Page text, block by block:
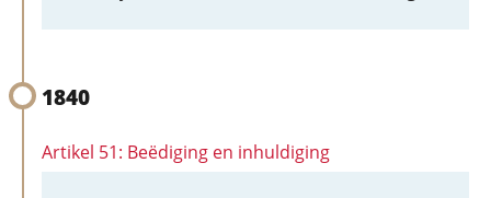
1840
Artikel 51: Beëdiging en inhuldiging